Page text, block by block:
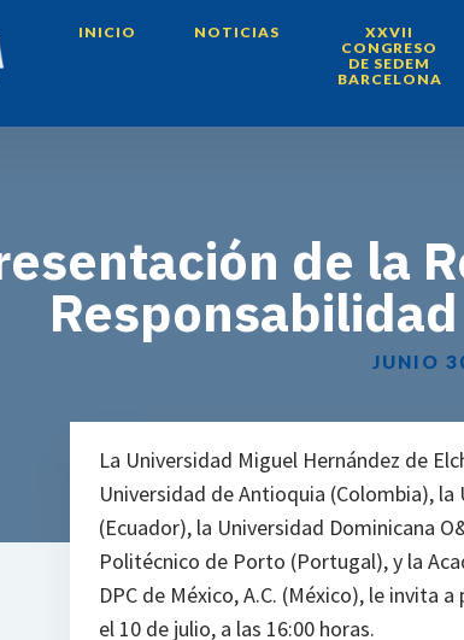
INICIO NOTICIAS
XXVII
CONGRESO
DE SEDEM
BARCELONA
de la
JUNIO
La Universidad Miguel Hernández de
Universidad de Antioquia (Colombia),
(Ecuador), la Universidad Dominicana
Politécnico de Porto (Portugal), y la
DPC de México, A.C. (México), le invita
el 10 de julio, a las 16:00 horas.